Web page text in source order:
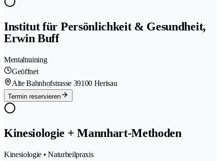
Institut für Persönlichkeit & Gesundheit,
Erwin Buff
Mentaltraining
Geöffnet
Alte Bahnhofstrasse 39100 Herisau
Termin reservieren
Kinesiologie + Mannhart-Methoden
Kinesiologie • Naturheilpraxis